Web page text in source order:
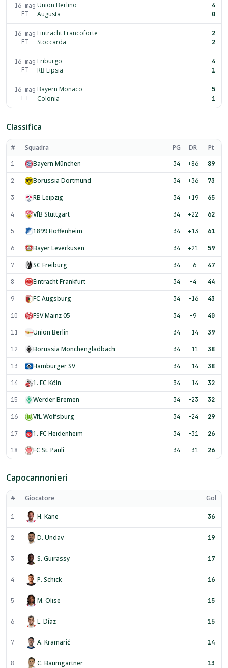
16 mag
FT
Union Berlino 4
Augusta 0
16 mag
FT
Eintracht Francoforte 2
Stoccarda 2
16 mag
FT
Friburgo 4
RB Lipsia 1
16 mag
FT
Bayern Monaco 5
Colonia 1
Classifica
# Squadra PG DR Pt
1 Bayern München 34 +86 89
2 Borussia Dortmund 34 +36 73
3 RB Leipzig 34 +19 65
4 VfB Stuttgart 34 +22 62
5 1899 Hoffenheim 34 +13 61
6 Bayer Leverkusen 34 +21 59
7 SC Freiburg 34 -6 47
8 Eintracht Frankfurt 34 -4 44
9 FC Augsburg 34 -16 43
10 FSV Mainz 05 34 -9 40
11 Union Berlin 34 -14 39
12 Borussia Mönchengladbach 34 -11 38
13 Hamburger SV 34 -14 38
14 1. FC Köln 34 -14 32
15 Werder Bremen 34 -23 32
16 VfL Wolfsburg 34 -24 29
17 1. FC Heidenheim 34 -31 26
18 FC St. Pauli 34 -31 26
Capocannonieri
# Giocatore Gol
1 H. Kane 36
2 D. Undav 19
3 S. Guirassy 17
4 P. Schick 16
5 M. Olise 15
6 L. Díaz 15
7 A. Kramarić 14
8 C. Baumgartner 13